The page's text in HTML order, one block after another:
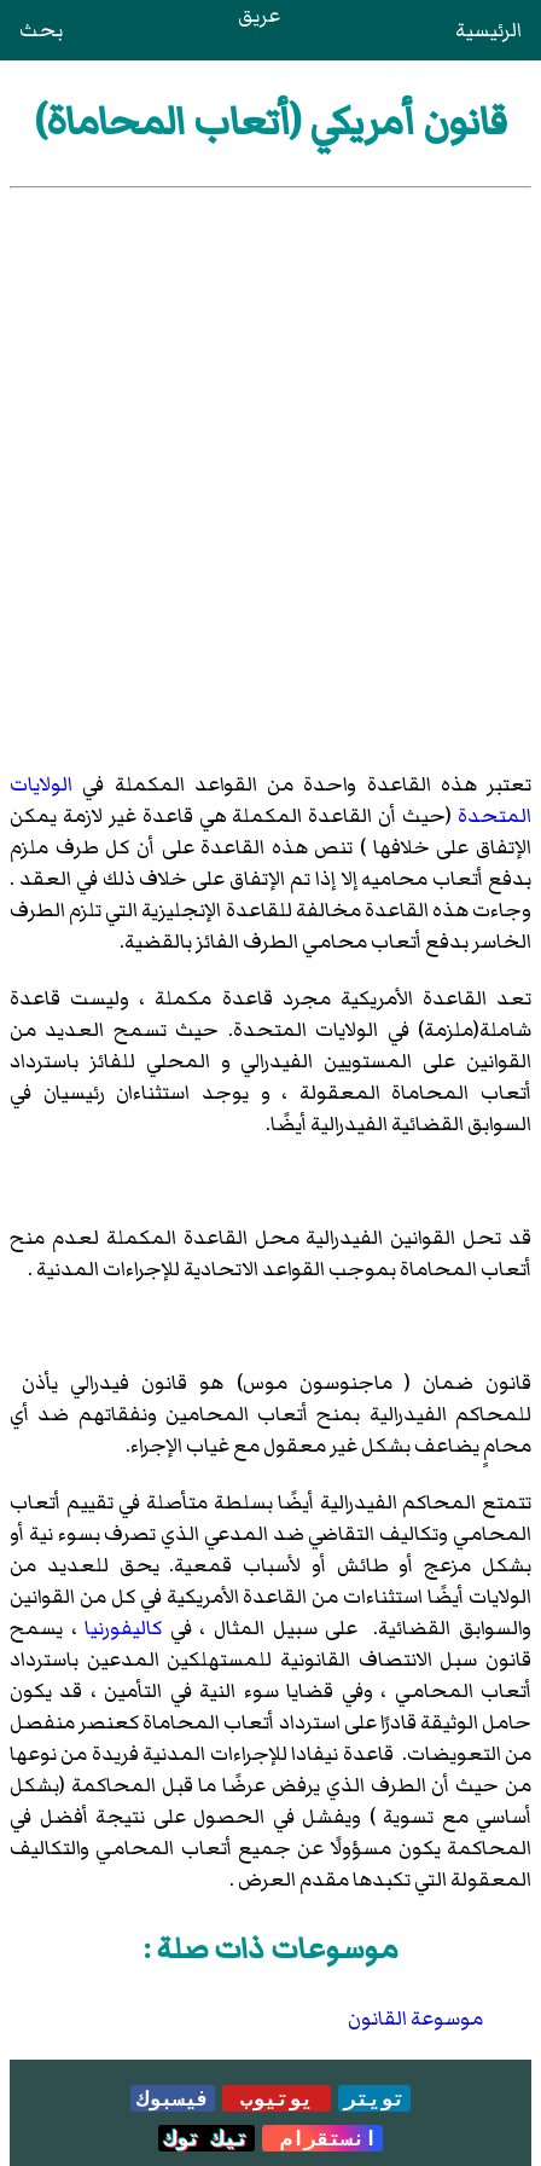
الرئيسية عريق بحث
قانون أمريكي (أتعاب المحاماة)
تعتبر هذه القاعدة واحدة من القواعد المكملة في الولايات
المتحدة (حيث أن القاعدة المكملة هي قاعدة غير لازمة يمكن
الإتفاق على خلافها ) تنص هذه القاعدة على أن كل طرف ملزم
بدفع أتعاب محاميه إلا إذا تم الإتفاق على خلاف ذلك في العقد .
وجاءت هذه القاعدة مخالفة للقاعدة الإنجليزية التي تلزم الطرف
الخاسر بدفع أتعاب محامي الطرف الفائز بالقضية.
تعد القاعدة الأمريكية مجرد قاعدة مكملة ، وليست قاعدة
شاملة(ملزمة) في الولايات المتحدة. حيث تسمح العديد من
القوانين على المستويين الفيدرالي و المحلي للفائز باسترداد
أتعاب المحاماة المعقولة ، و يوجد استثناءان رئيسيان في
السوابق القضائية الفيدرالية أيضًا.
قد تحل القوانين الفيدرالية محل القاعدة المكملة لعدم منح
أتعاب المحاماة بموجب القواعد الاتحادية للإجراءات المدنية .
قانون ضمان ( ماجنوسون موس) هو قانون فيدرالي يأذن
للمحاكم الفيدرالية بمنح أتعاب المحامين ونفقاتهم ضد أي
محامٍ يضاعف بشكل غير معقول مع غياب الإجراء.
تتمتع المحاكم الفيدرالية أيضًا بسلطة متأصلة في تقييم أتعاب
المحامي وتكاليف التقاضي ضد المدعي الذي تصرف بسوء نية أو
بشكل مزعج أو طائش أو لأسباب قمعية. يحق للعديد من
الولايات أيضًا استثناءات من القاعدة الأمريكية في كل من القوانين
والسوابق القضائية. على سبيل المثال ، في كاليفورنيا، يسمح
قانون سبل الانتصاف القانونية للمستهلكين المدعين باسترداد
أتعاب المحامي ، وفي قضايا سوء النية في التأمين ، قد يكون
حامل الوثيقة قادرًا على استرداد أتعاب المحاماة كعنصر منفصل
من التعويضات. قاعدة نيفادا للإجراءات المدنية فريدة من نوعها
من حيث أن الطرف الذي يرفض عرضًا ما قبل المحاكمة (بشكل
أساسي مع تسوية ) ويفشل في الحصول على نتيجة أفضل في
المحاكمة يكون مسؤولًا عن جميع أتعاب المحامي والتكاليف
المعقولة التي تكبدها مقدم العرض .
موسوعات ذات صلة :
موسوعة القانون
تويتر يوتيوب
فيسبوك
انستقرام
تيك توك